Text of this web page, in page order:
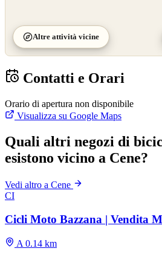
Altre attività vicine
Contatti e Orari
Orario di apertura non disponibile
Visualizza su Google Maps
Quali altri negozi di
esistono vicino a Cene?
Vedi altro a Cene
CI
Cicli Moto Bazzana | Vendita
A 0.14 km